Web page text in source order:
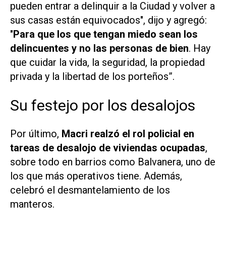
pueden entrar a delinquir a la Ciudad y volver a
sus casas están equivocados", dijo y agregó:
"Para que los que tengan miedo sean los
delincuentes y no las personas de bien. Hay
que cuidar la vida, la seguridad, la propiedad
privada y la libertad de los porteños”.
Su festejo por los desalojos
Por último, Macri realzó el rol policial en
tareas de desalojo de viviendas ocupadas,
sobre todo en barrios como Balvanera, uno de
los que más operativos tiene. Además,
celebró el desmantelamiento de los
manteros.